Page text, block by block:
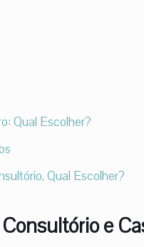
Qual Escolher?
Qual Escolher?
e